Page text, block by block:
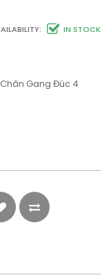
IN STOCK
Chân Gang Đúc 4